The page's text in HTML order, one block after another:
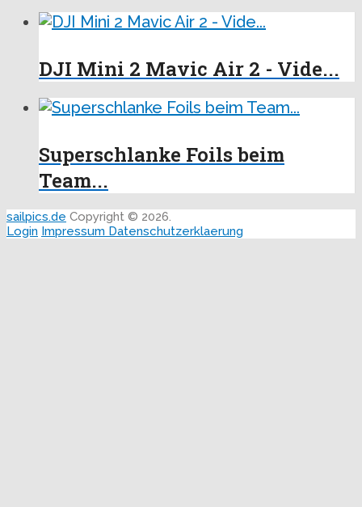
DJI Mini 2 Mavic Air 2 - Vide...
Superschlanke Foils beim
Team...
sailpics.de Copyright © 2026.
Login Impressum Datenschutzerklaerung